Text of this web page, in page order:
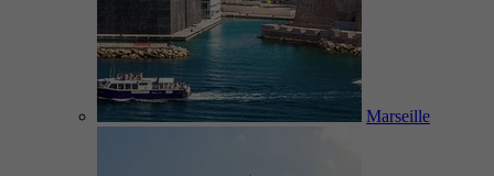
Marseille